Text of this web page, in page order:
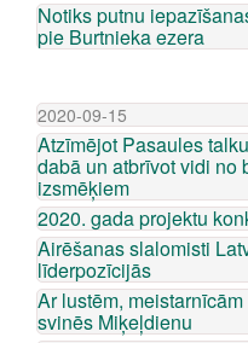
Notiks putnu
pie Burtnieka ezera
2020-09-15
Atzīmējot Pasaules
dabā un atbrīvot vidi no
izsmēķiem
2020. gada projektu
Airēšanas slalomisti
līderpozīcijās
Ar lustēm,
svinēs Miķeļdienu